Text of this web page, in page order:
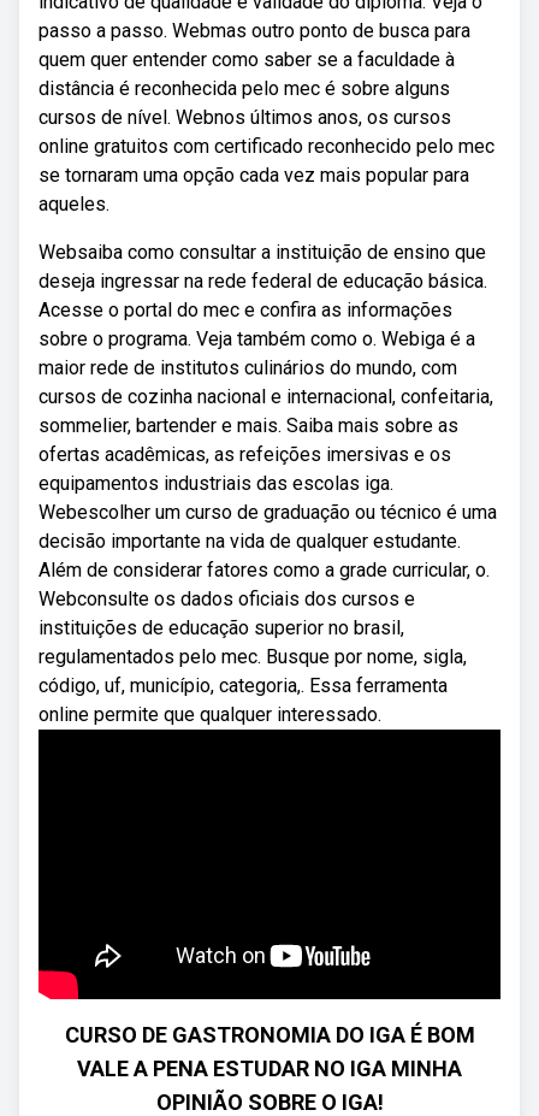
passo a passo. Webmas outro ponto de busca para
quem quer entender como saber se a faculdade à
distância é reconhecida pelo mec é sobre alguns
cursos de nível. Webnos últimos anos, os cursos
online gratuitos com certificado reconhecido pelo mec
se tornaram uma opção cada vez mais popular para
aqueles.
Websaiba como consultar a instituição de ensino que
deseja ingressar na rede federal de educação básica.
Acesse o portal do mec e confira as informações
sobre o programa. Veja também como o. Webiga é a
maior rede de institutos culinários do mundo, com
cursos de cozinha nacional e internacional, confeitaria,
sommelier, bartender e mais. Saiba mais sobre as
ofertas acadêmicas, as refeições imersivas e os
equipamentos industriais das escolas iga.
Webescolher um curso de graduação ou técnico é uma
decisão importante na vida de qualquer estudante.
Além de considerar fatores como a grade curricular, o.
Webconsulte os dados oficiais dos cursos e
instituições de educação superior no brasil,
regulamentados pelo mec. Busque por nome, sigla,
código, uf, município, categoria,. Essa ferramenta
online permite que qualquer interessado.
CURSO DE GASTRONOMIA DO IGA É BOM
VALE A PENA ESTUDAR NO IGA MINHA
OPINIÃO SOBRE O IGA!